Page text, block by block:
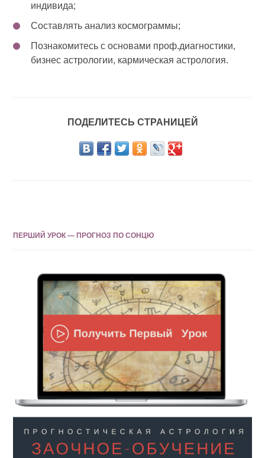
индивида;
Составлять анализ космограммы;
Познакомитесь с основами проф.диагностики,
бизнес астрологии, кармическая астрология.
ПОДЕЛИТЕСЬ СТРАНИЦЕЙ
ПЕРШИЙ УРОК — ПРОГНОЗ ПО СОНЦЮ